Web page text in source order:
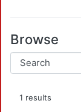
Browse
1 results